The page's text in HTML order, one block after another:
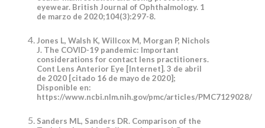
eyewear. British Journal of Ophthalmology. 1
de marzo de 2020;104(3):297-8.
Jones L, Walsh K, Willcox M, Morgan P, Nichols
J. The COVID-19 pandemic: Important
considerations for contact lens practitioners.
Cont Lens Anterior Eye [Internet]. 3 de abril
de 2020 [citado 16 de mayo de 2020];
Disponible en:
https://www.ncbi.nlm.nih.gov/pmc/articles/PMC7129028/
Sanders ML, Sanders DR. Comparison of the